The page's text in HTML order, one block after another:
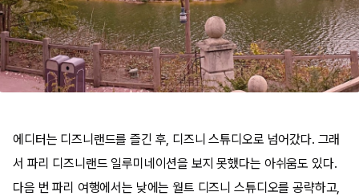
에디터는 디즈니랜드를 즐긴 후, 디즈니 스튜디오로 넘어갔다. 그래
서 파리 디즈니랜드 일루미네이션을 보지 못했다는 아쉬움도 있다.
다음 번 파리 여행에서는 낮에는 월트 디즈니 스튜디오를 공략하고,